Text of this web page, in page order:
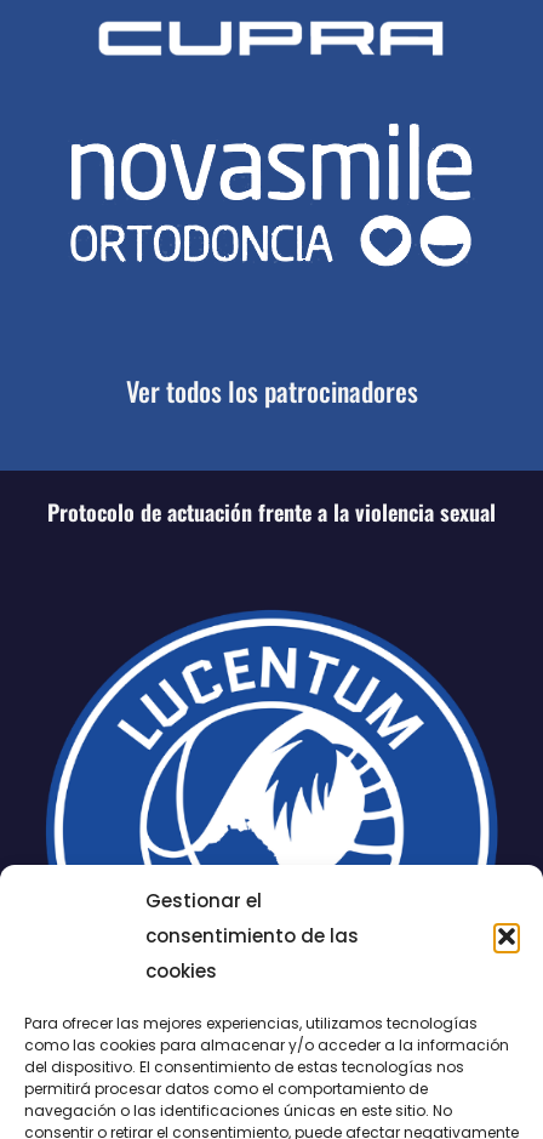
Gestionar el
consentimiento de las
cookies
Para ofrecer las mejores experiencias, utilizamos tecnologías
como las cookies para almacenar y/o acceder a la información
del dispositivo. El consentimiento de estas tecnologías nos
permitirá procesar datos como el comportamiento de
navegación o las identificaciones únicas en este sitio. No
consentir o retirar el consentimiento, puede afectar negativamente
Ver todos los patrocinadores
Protocolo de actuación frente a la violencia sexual
LUCENTUM